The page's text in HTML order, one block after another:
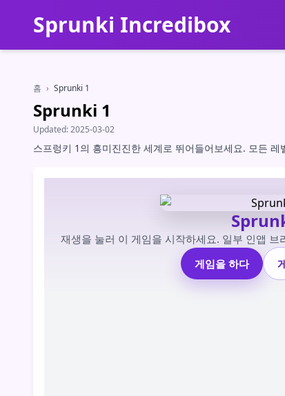
Sprunki Incredibox
홈 › Sprunki 1
Sprunki 1
Updated:2025-03-02
스프렁키 1의 흥미진진한 세계로 뛰어들어보세요. 모든
재생을 눌러 이 게임을 시작하세요. 일부 인앱
게임을 하다